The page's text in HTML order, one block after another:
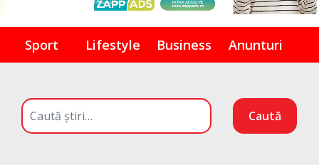
Sport Lifestyle Business Anunturi
Caută